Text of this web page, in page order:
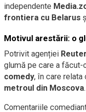
independente
frontiera cu Belarus
Motivul arestării: o
Potrivit agenției
glumă pe care a
comedy, în care relata
metroul din Moscova.
Comentariile